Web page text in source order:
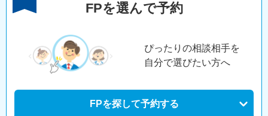
FPを選んで予約
ぴったりの相談相手を
自分で選びたい方へ
FPを探して予約する